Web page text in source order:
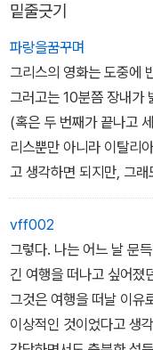
스와 이탈리아, 영국에 이
유려한 문장을 통해 만날
밑줄긋기
파랑을꿈꾸며
그리스의 영화는 도중에
그러고는 10분쯤 장내가
(혹은 두 번째가 끝나고
리스뿐만 아니라 이탈리
고 생각하면 되지만, 그
끊어지는 바람에 흥이 깨
해결될 일인데 이쪽 사람
이다. 모두 그동안 화장실
를 종합하면서 씩씩하게
대고 ˝아초, 아초˝라고 외
가 큰 소리로 휘파람을 분
아 영화관의 밤은 이렇게
vff002
그렇다. 나는 어느 날 문득
긴 여행을 떠나고 싶어졌
그것은 여행을 떠날 이유
이상적인 것이었다고 생